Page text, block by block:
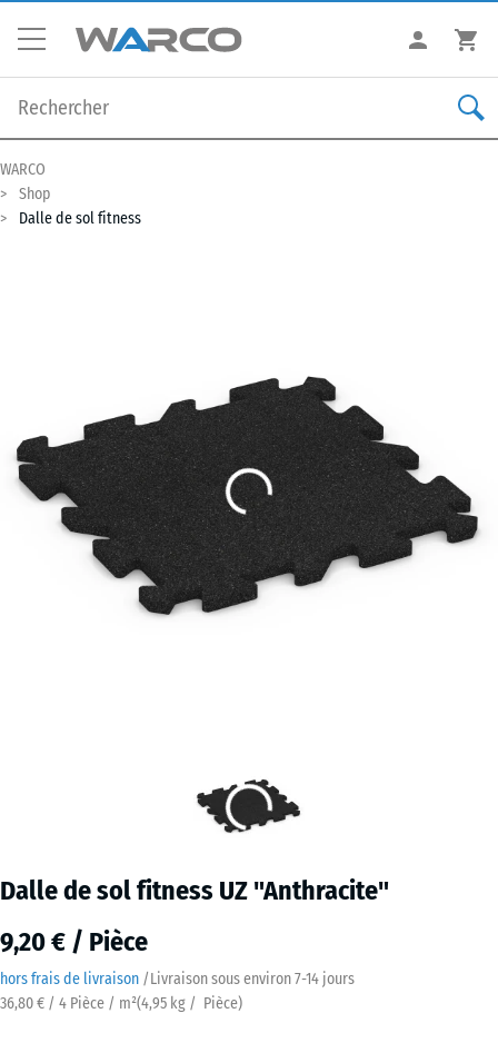
WARCO
Shop
Dalle de sol fitness
Dalle de sol fitness UZ "Anthracite"
9,20 € / Pièce
hors frais de livraison /Livraison sous environ7-14 jours
36,80 € / 4 Pièce / m²(4,95 kg / Pièce)